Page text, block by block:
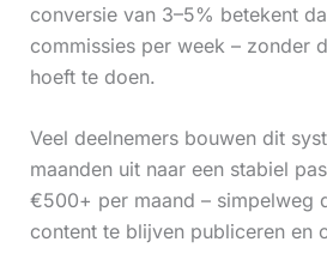
conversie van 3–5% betekent
commissies per week – zonder
hoeft te doen.
Veel deelnemers bouwen dit
maanden uit naar een stabiel
€500+ per maand – simpelweg
content te blijven publiceren en